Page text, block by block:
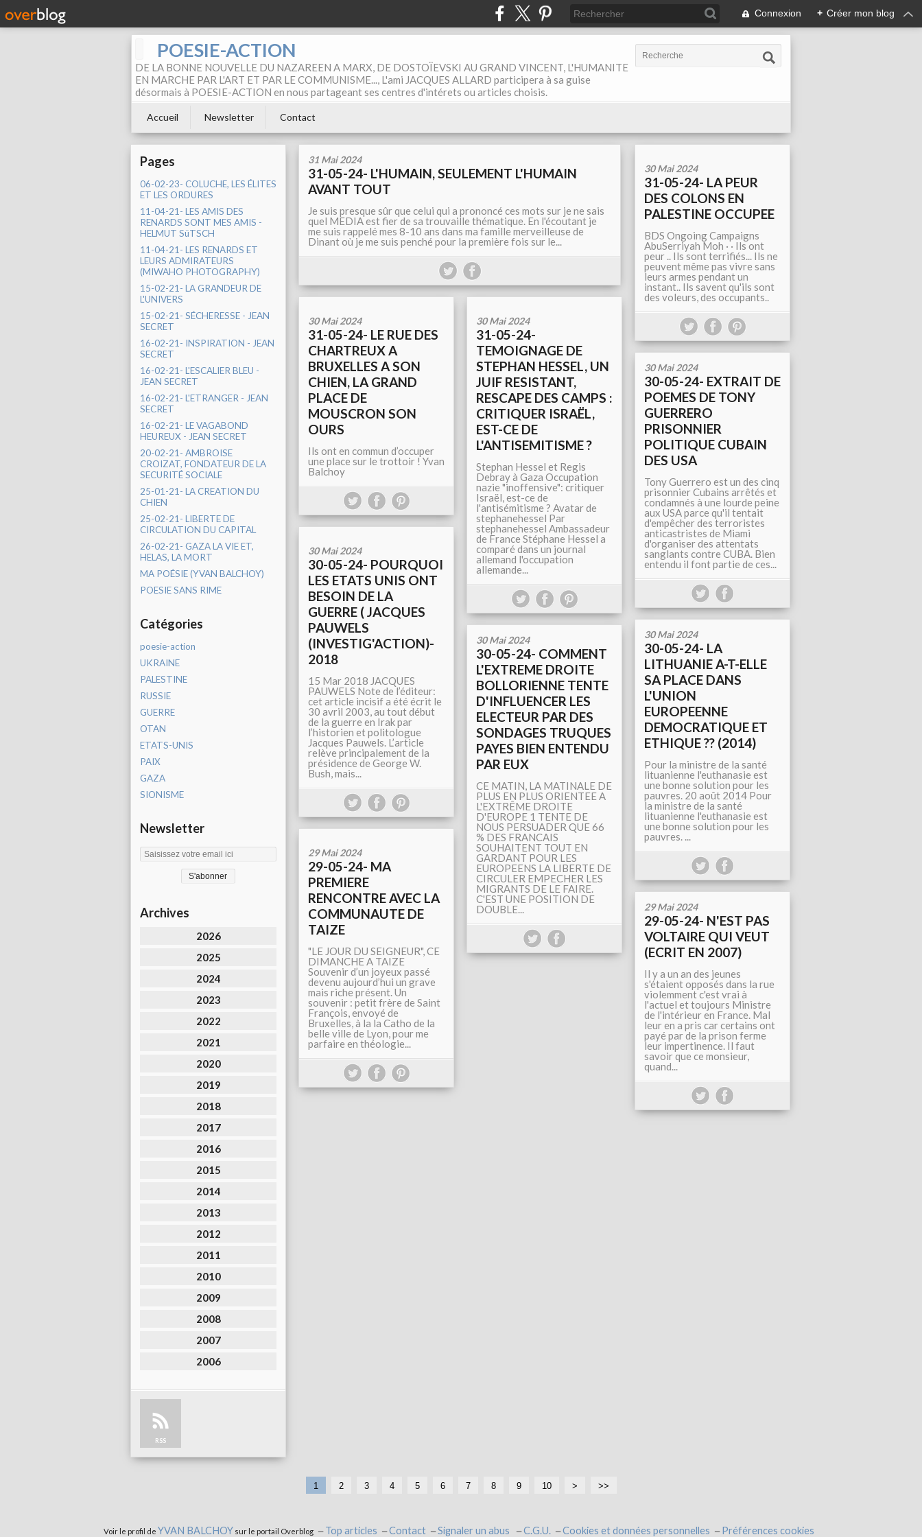
Connexion + Créer mon blog
POESIE-ACTION
DE LA BONNE NOUVELLE DU NAZAREEN A MARX, DE DOSTOÏEVSKI AU GRAND VINCENT, L'HUMANITE
EN MARCHE PAR L'ART ET PAR LE COMMUNISME..., L'ami JACQUES ALLARD participera à sa guise
désormais à POESIE-ACTION en nous partageant ses centres d'intérets ou articles choisis.
Accueil Newsletter Contact
Pages
06-02-23- COLUCHE, LES ÉLITES
ET LES ORDURES
11-04-21- LES AMIS DES
RENARDS SONT MES AMIS -
HELMUT SüTSCH
11-04-21- LES RENARDS ET
LEURS ADMIRATEURS
(MIWAHO PHOTOGRAPHY)
15-02-21- LA GRANDEUR DE
L'UNIVERS
15-02-21- SÉCHERESSE - JEAN
SECRET
16-02-21- INSPIRATION - JEAN
SECRET
16-02-21- L'ESCALIER BLEU -
JEAN SECRET
16-02-21- L'ETRANGER - JEAN
SECRET
16-02-21- LE VAGABOND
HEUREUX - JEAN SECRET
20-02-21- AMBROISE
CROIZAT, FONDATEUR DE LA
SECURITÉ SOCIALE
25-01-21- LA CREATION DU
CHIEN
25-02-21- LIBERTE DE
CIRCULATION DU CAPITAL
26-02-21- GAZA LA VIE ET,
HELAS, LA MORT
MA POÉSIE (YVAN BALCHOY)
POESIE SANS RIME
Catégories
poesie-action
UKRAINE
PALESTINE
RUSSIE
GUERRE
OTAN
ETATS-UNIS
PAIX
GAZA
SIONISME
Newsletter
Archives
2026
2025
2024
2023
2022
2021
2020
2019
2018
2017
2016
2015
2014
2013
2012
2011
2010
2009
2008
2007
2006
RSS
31 Mai 2024
31-05-24- L'HUMAIN, SEULEMENT L'HUMAIN
AVANT TOUT
Je suis presque sûr que celui qui a prononcé ces mots sur je ne sais
quel MEDIA est fier de sa trouvaille thématique. En l'écoutant je
me suis rappelé mes 8-10 ans dans ma famille merveilleuse de
Dinant où je me suis penché pour la première fois sur le...
30 Mai 2024
31-05-24- LA PEUR
DES COLONS EN
PALESTINE OCCUPEE
BDS Ongoing Campaigns
AbuSerriyah Moh · · Ils ont
peur .. Ils sont terrifiés... Ils ne
peuvent même pas vivre sans
leurs armes pendant un
instant.. Ils savent qu'ils sont
des voleurs, des occupants..
30 Mai 2024
31-05-24- LE RUE DES
CHARTREUX A
BRUXELLES A SON
CHIEN, LA GRAND
PLACE DE
MOUSCRON SON
OURS
Ils ont en commun d’occuper
une place sur le trottoir ! Yvan
Balchoy
30 Mai 2024
31-05-24-
TEMOIGNAGE DE
STEPHAN HESSEL, UN
JUIF RESISTANT,
RESCAPE DES CAMPS :
CRITIQUER ISRAËL,
EST-CE DE
L'ANTISEMITISME ?
Stephan Hessel et Regis
Debray à Gaza Occupation
nazie "inoffensive": critiquer
Israël, est-ce de
l'antisémitisme ? Avatar de
stephanehessel Par
stephanehessel Ambassadeur
de France Stéphane Hessel a
comparé dans un journal
allemand l'occupation
allemande...
30 Mai 2024
30-05-24- EXTRAIT DE
POEMES DE TONY
GUERRERO
PRISONNIER
POLITIQUE CUBAIN
DES USA
Tony Guerrero est un des cinq
prisonnier Cubains arrêtés et
condamnés à une lourde peine
aux USA parce qu'il tentait
d'empêcher des terroristes
anticastristes de Miami
d'organiser des attentats
sanglants contre CUBA. Bien
entendu il font partie de ces...
30 Mai 2024
30-05-24- POURQUOI
LES ETATS UNIS ONT
BESOIN DE LA
GUERRE ( JACQUES
PAUWELS
(INVESTIG'ACTION)-
2018
15 Mar 2018 JACQUES
PAUWELS Note de l’éditeur:
cet article incisif a été écrit le
30 avril 2003, au tout début
de la guerre en Irak par
l’historien et politologue
Jacques Pauwels. L’article
relève principalement de la
présidence de George W.
Bush, mais...
30 Mai 2024
30-05-24- LA
LITHUANIE A-T-ELLE
SA PLACE DANS
L'UNION
EUROPEENNE
DEMOCRATIQUE ET
ETHIQUE ?? (2014)
Pour la ministre de la santé
lituanienne l'euthanasie est
une bonne solution pour les
pauvres. 20 août 2014 Pour
la ministre de la santé
lituanienne l'euthanasie est
une bonne solution pour les
pauvres. ...
30 Mai 2024
30-05-24- COMMENT
L'EXTREME DROITE
BOLLORIENNE TENTE
D'INFLUENCER LES
ELECTEUR PAR DES
SONDAGES TRUQUES
PAYES BIEN ENTENDU
PAR EUX
CE MATIN, LA MATINALE DE
PLUS EN PLUS ORIENTEE A
L'EXTRÊME DROITE
D'EUROPE 1 TENTE DE
NOUS PERSUADER QUE 66
% DES FRANCAIS
SOUHAITENT TOUT EN
GARDANT POUR LES
EUROPEENS LA LIBERTE DE
CIRCULER EMPECHER LES
MIGRANTS DE LE FAIRE.
C'EST UNE POSITION DE
DOUBLE...
29 Mai 2024
29-05-24- MA
PREMIERE
RENCONTRE AVEC LA
COMMUNAUTE DE
TAIZE
"LE JOUR DU SEIGNEUR", CE
DIMANCHE A TAIZE
Souvenir d’un joyeux passé
devenu aujourd’hui un grave
mais riche présent. Un
souvenir : petit frère de Saint
François, envoyé de
Bruxelles, à la la Catho de la
belle ville de Lyon, pour me
parfaire en théologie...
29 Mai 2024
29-05-24- N'EST PAS
VOLTAIRE QUI VEUT
(ECRIT EN 2007)
Il y a un an des jeunes
s'étaient opposés dans la rue
violemment c'est vrai à
l'actuel et toujours Ministre
de l'intérieur en France. Mal
leur en a pris car certains ont
payé par de la prison ferme
leur impertinence. Il faut
savoir que ce monsieur,
quand...
1 2 3 4 5 6 7 8 9 10
2
> >>
Voir le profil de YVAN BALCHOY sur le portail Overblog Top articles Contact Signaler un abus C.G.U. Cookies et données personnelles Préférences cookies